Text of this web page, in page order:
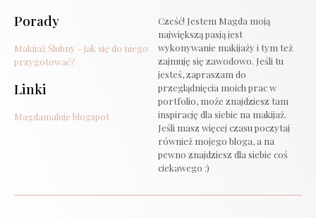
Porady
Makijaż Ślubny - jak się do niego
przygotować?
Linki
Magdamaluje blogspot
Cześć! Jestem Magda moją
największą pasją jest
wykonywanie makijaży i tym też
zajmuję się zawodowo. Jeśli tu
jesteś, zapraszam do
przeglądnięcia moich prac w
portfolio, może znajdziesz tam
inspirację dla siebie na makijaż.
Jeśli masz więcej czasu poczytaj
również mojego bloga, a na
pewno znajdziesz dla siebie coś
ciekawego :)